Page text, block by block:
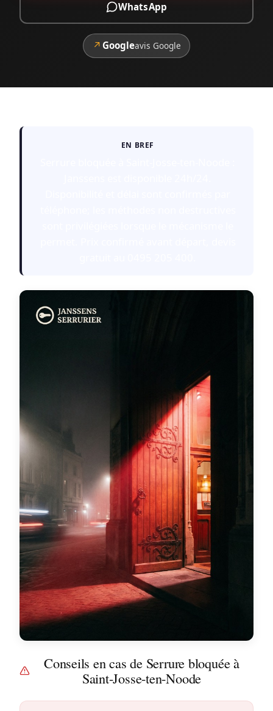
WhatsApp
↗ Googleavis Google
EN BREF
Conseils en cas de Serrure bloquée à
Saint-Josse-ten-Noode